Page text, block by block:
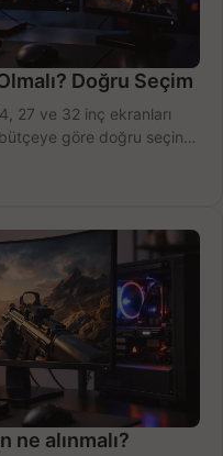
Doğru Seçim
27 ve 32 inç ekranları
göre doğru seçin,
alınmalı?